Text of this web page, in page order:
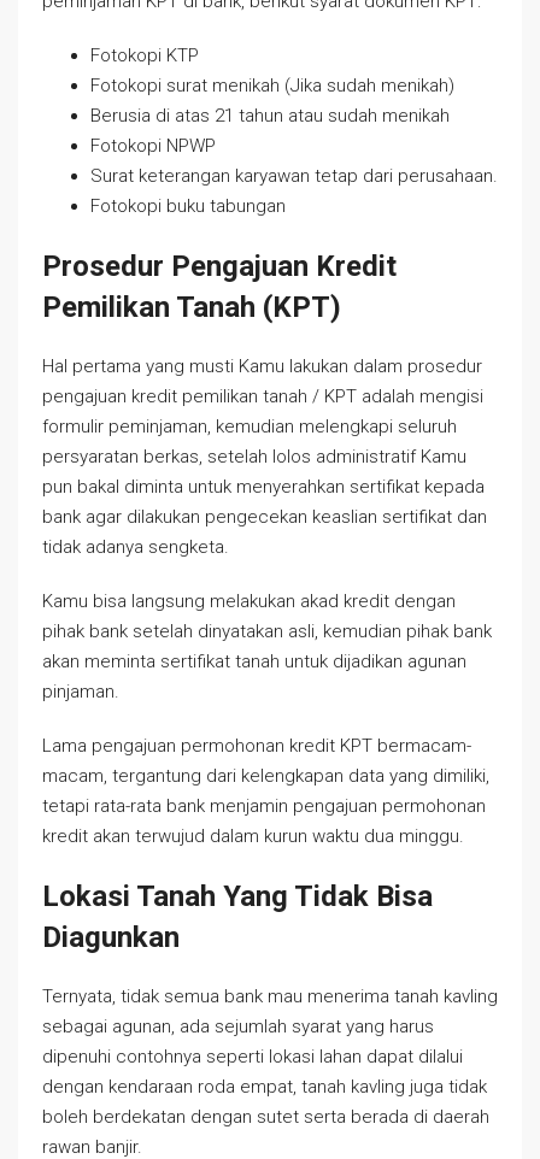
Fotokopi KTP
Fotokopi surat menikah (Jika sudah menikah)
Berusia di atas 21 tahun atau sudah menikah
Fotokopi NPWP
Surat keterangan karyawan tetap dari perusahaan.
Fotokopi buku tabungan
Prosedur Pengajuan Kredit
Pemilikan Tanah (KPT)
Hal pertama yang musti Kamu lakukan dalam prosedur
pengajuan kredit pemilikan tanah / KPT adalah mengisi
formulir peminjaman, kemudian melengkapi seluruh
persyaratan berkas, setelah lolos administratif Kamu
pun bakal diminta untuk menyerahkan sertifikat kepada
bank agar dilakukan pengecekan keaslian sertifikat dan
tidak adanya sengketa.
Kamu bisa langsung melakukan akad kredit dengan
pihak bank setelah dinyatakan asli, kemudian pihak bank
akan meminta sertifikat tanah untuk dijadikan agunan
pinjaman.
Lama pengajuan permohonan kredit KPT bermacam-
macam, tergantung dari kelengkapan data yang dimiliki,
tetapi rata-rata bank menjamin pengajuan permohonan
kredit akan terwujud dalam kurun waktu dua minggu.
Lokasi Tanah Yang Tidak Bisa
Diagunkan
Ternyata, tidak semua bank mau menerima tanah kavling
sebagai agunan, ada sejumlah syarat yang harus
dipenuhi contohnya seperti lokasi lahan dapat dilalui
dengan kendaraan roda empat, tanah kavling juga tidak
boleh berdekatan dengan sutet serta berada di daerah
rawan banjir.